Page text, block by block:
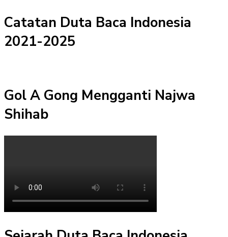
Catatan Duta Baca Indonesia
2021-2025
Gol A Gong Mengganti Najwa
Shihab